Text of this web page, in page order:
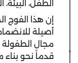
الطفل،
إن هذا الفوج
أصيلة
مجال
قدماً نحو